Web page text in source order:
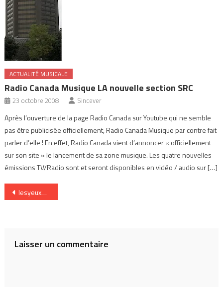
ACTUALITÉ MUSICALE
Radio Canada Musique LA nouvelle section SRC
23 octobre 2008 Sincever
Après l’ouverture de la page Radio Canada sur Youtube qui ne semble
pas être publicisée officiellement, Radio Canada Musique par contre fait
parler d’elle ! En effet, Radio Canada vient d’annoncer « officiellement
sur son site » le lancement de sa zone musique. Les quatre nouvelles
émissions TV/Radio sont et seront disponibles en vidéo / audio sur […]
Navigation
lesyeuxdlatete_cd1
Laisser un commentaire